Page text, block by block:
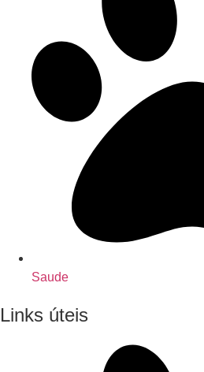
Saude
Links úteis